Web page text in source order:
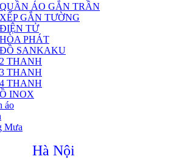
ÁO GẮN TRẦN
GẮN TƯỜNG
TỬ
PHÁT
SANKAKU
THANH
THANH
THANH
INOX
áo
Mưa
Hà Nội